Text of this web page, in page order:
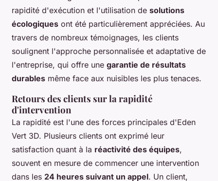
rapidité d'exécution et l'utilisation de solutions
écologiques ont été particulièrement appréciées. Au
travers de nombreux témoignages, les clients
soulignent l'approche personnalisée et adaptative de
l'entreprise, qui offre une garantie de résultats
durables même face aux nuisibles les plus tenaces.
Retours des clients sur la rapidité
d'intervention
La rapidité est l'une des forces principales d'Eden
Vert 3D. Plusieurs clients ont exprimé leur
satisfaction quant à la réactivité des équipes,
souvent en mesure de commencer une intervention
dans les 24 heures suivant un appel. Un client,